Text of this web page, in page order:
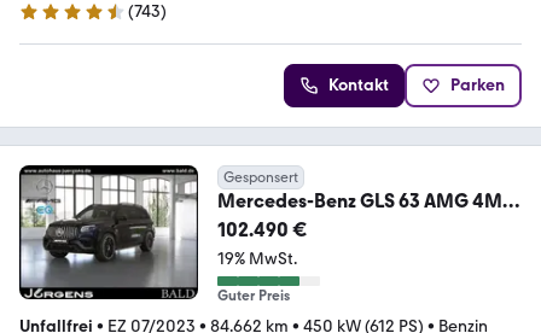
4.5 Sterne
(743)
Kontakt Parken
Gesponsert
Mercedes-Benz GLS 63 AMG 4M+
DriversPackage/Distr/HUD/Pano/
23'
102.490 €
19% MwSt.
Guter Preis
Unfallfrei • EZ 07/2023 • 84.662 km • 450 kW (612 PS) • Benzin